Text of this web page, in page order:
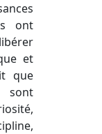
ont
et
que